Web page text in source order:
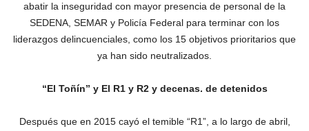
abatir la inseguridad con mayor presencia de personal de la
SEDENA, SEMAR y Policía Federal para terminar con los
liderazgos delincuenciales, como los 15 objetivos prioritarios que
ya han sido neutralizados.
“El Toñín” y El R1 y R2 y decenas. de detenidos
Después que en 2015 cayó el temible “R1”, a lo largo de abril,